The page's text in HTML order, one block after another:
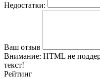
Недостатки:
Ваш отзыв
Внимание: HTML не
текст!
Рейтинг